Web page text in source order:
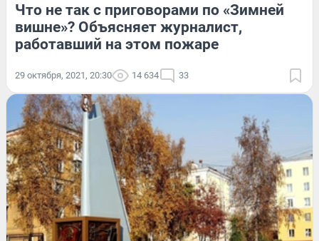
Что не так с приговорами по «Зимней
вишне»? Объясняет журналист,
работавший на этом пожаре
29 октября, 2021, 20:30 14 634 33